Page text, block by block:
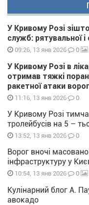
У Кривому Розі
служб: рятувальної і
09:26, 13 янв 2026 0
У Кривому Розі в
отримав тяжкі
ракетної атаки
11:16, 13 янв 2026 0
У Кривому Розі
тролейбусів на 5 –
13:52, 13 янв 2026 0
Ворог вночі
інфраструктуру у
10:54, 13 янв 2026 0
Кулінарний блог А.
авокадо